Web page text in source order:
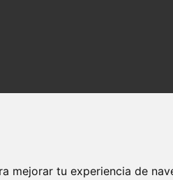
mejorar tu experiencia de